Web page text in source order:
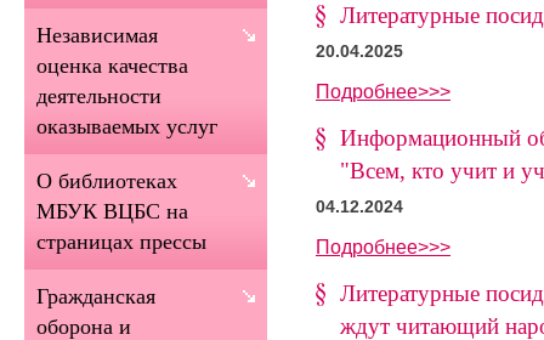
Литературные
20.04.2025
Подробнее>>>
Информационный
"Всем, кто учит и
04.12.2024
Подробнее>>>
Литературные
ждут читающий
Независимая
оценка качества
деятельности
оказываемых услуг
О библиотеках
МБУК ВЦБС на
страницах прессы
Гражданская
оборона и